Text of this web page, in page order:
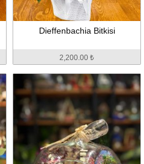
Dieffenbachia Bitkisi
2,200.00 ₺